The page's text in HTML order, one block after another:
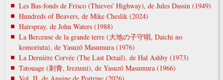
Les Bas-fonds de Frisco (Thieves' Highway), de Jules Dassin (1949)
Hundreds of Beavers, de Mike Cheslik (2024)
Hairspray, de John Waters (1988)
La Berceuse de la grande terre (大地の子守唄, Daichi no
komoriuta), de Yasuzō Masumura (1976)
La Dernière Corvée (The Last Detail), de Hal Ashby (1973)
Tatouage (刺青, Irezumi), de Yasuzō Masumura (1966)